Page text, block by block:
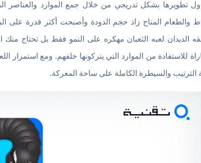
تطويرها بشكل تدريجي من خلال جمع الموارد والعناصر
والطعام المتاح زاد حجم الدودة وأصبحت أكثر قدرة على
الديدان لعبه الثعبان مهكره على النمو فقط بل تحتاج منك
للاستفادة من الموارد التي يتركونها خلفهم. ومع
الترتيب والسيطرة الكاملة على ساحة المعركة.